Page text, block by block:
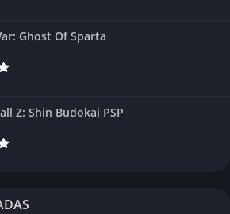
Ghost Of Sparta
Z: Shin Budokai PSP